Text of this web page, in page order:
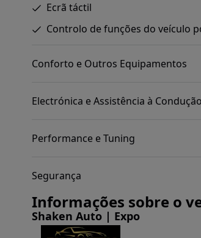
Ecrã táctil
Controlo de funções do veículo
Conforto e Outros Equipamentos
Electrónica e Assistência à Condução
Performance e Tuning
Segurança
Informações sobre o
Shaken Auto | Expo